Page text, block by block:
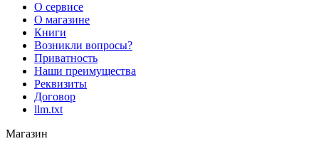
О сервисе
О магазине
Книги
Возникли вопросы?
Приватность
Наши преимущества
Реквизиты
Договор
llm.txt
Магазин